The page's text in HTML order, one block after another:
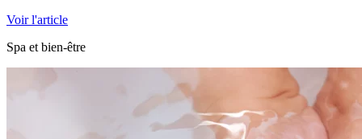
Voir l'article
Spa et bien-être